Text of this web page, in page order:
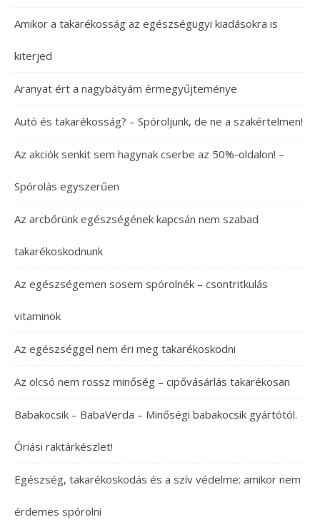
Amikor a takarékosság az egészségügyi kiadásokra is
kiterjed
Aranyat ért a nagybátyám érmegyűjteménye
Autó és takarékosság? – Spóroljunk, de ne a szakértelmen!
Az akciók senkit sem hagynak cserbe az 50%-oldalon! –
Spórolás egyszerűen
Az arcbőrünk egészségének kapcsán nem szabad
takarékoskodnunk
Az egészségemen sosem spórolnék – csontritkulás
vitaminok
Az egészséggel nem éri meg takarékoskodni
Az olcsó nem rossz minőség – cipővásárlás takarékosan
Babakocsik – BabaVerda – Minőségi babakocsik gyártótól.
Óriási raktárkészlet!
Egészség, takarékoskodás és a szív védelme: amikor nem
érdemes spórolni